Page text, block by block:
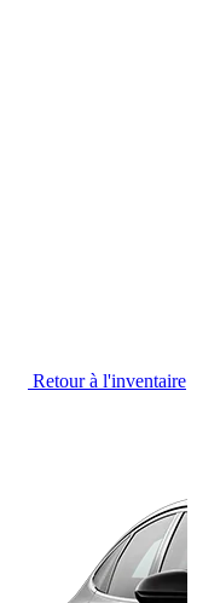
Retour à l'inventaire